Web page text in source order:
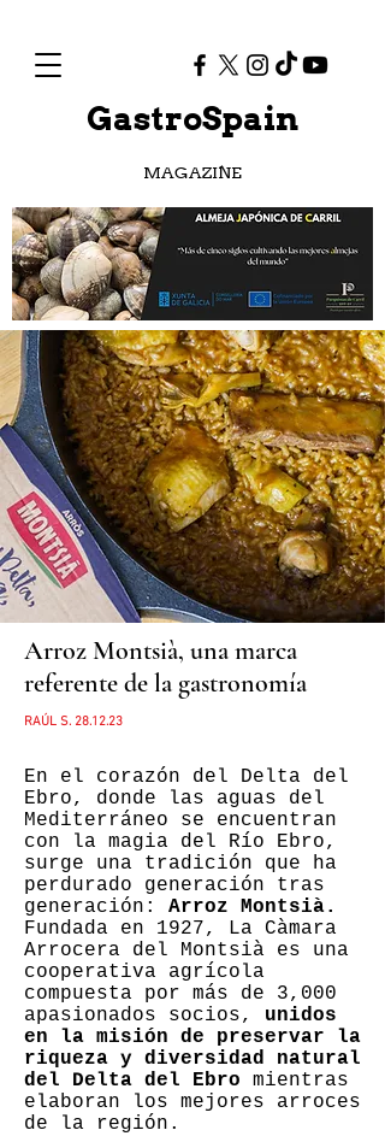
GastroSpain
MAGAZINE
Arroz Montsià, una marca
referente de la gastronomía
RAÚL S. 28.12.23
En el corazón del Delta del
Ebro, donde las aguas del
Mediterráneo se encuentran
con la magia del Río Ebro,
surge una tradición que ha
perdurado generación tras
generación: Arroz Montsià.
Fundada en 1927, La Càmara
Arrocera del Montsià es una
cooperativa agrícola
compuesta por más de 3,000
apasionados socios, unidos
en la misión de preservar la
riqueza y diversidad natural
del Delta del Ebro mientras
elaboran los mejores arroces
de la región.